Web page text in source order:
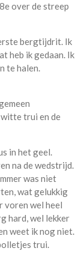
over de streep
bergtijdrit. Ik
heb ik gedaan. Ik
te halen.
witte trui en de
in het geel.
na de wedstrijd.
was niet
wat gelukkig
voren wel heel
hard, wel lekker
weet ik nog niet.
trui.